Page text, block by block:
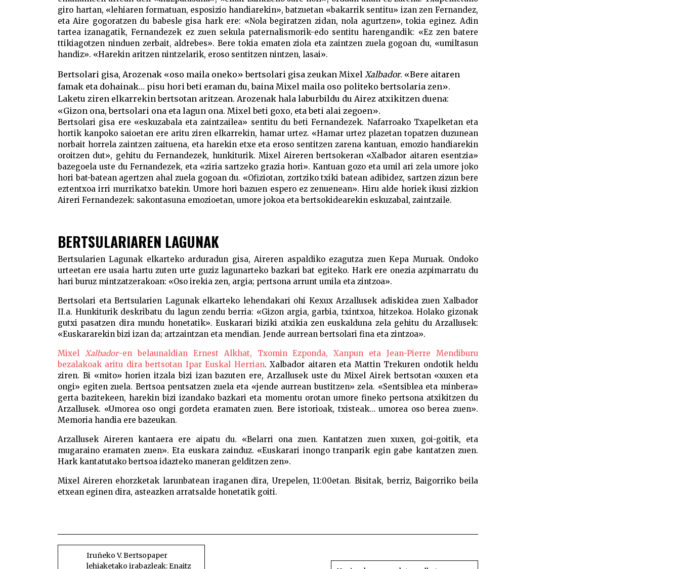
giro hartan, «lehiaren formatuan, esposizio handiarekin», batzuetan «bakarrik sentitu» izan zen Fernandez,
eta Aire gogoratzen du babesle gisa hark ere: «Nola begiratzen zidan, nola agurtzen», tokia eginez. Adin
tartea izanagatik, Fernandezek ez zuen sekula paternalismorik-edo sentitu harengandik: «Ez zen batere
ttikiagotzen ninduen zerbait, aldrebes». Bere tokia ematen ziola eta zaintzen zuela gogoan du, «umiltasun
handiz». «Harekin aritzen nintzelarik, eroso sentitzen nintzen, lasai».
Bertsolari gisa, Arozenak «oso maila oneko» bertsolari gisa zeukan Mixel Xalbador. «Bere aitaren
famak eta dohainak… pisu hori beti eraman du, baina Mixel maila oso politeko bertsolaria zen».
Laketu ziren elkarrekin bertsotan aritzean. Arozenak hala laburbildu du Airez atxikitzen duena:
«Gizon ona, bertsolari ona eta lagun ona. Mixel beti goxo, eta beti alai zegoen».
Bertsolari gisa ere «eskuzabala eta zaintzailea» sentitu du beti Fernandezek. Nafarroako Txapelketan eta
hortik kanpoko saioetan ere aritu ziren elkarrekin, hamar urtez. «Hamar urtez plazetan topatzen duzunean
norbait horrela zaintzen zaituena, eta harekin etxe eta eroso sentitzen zarena kantuan, emozio handiarekin
oroitzen dut», gehitu du Fernandezek, hunkiturik. Mixel Aireren bertsokeran «Xalbador aitaren esentzia»
bazegoela uste du Fernandezek, eta «ziria sartzeko grazia hori». Kantuan gozo eta umil ari zela umore joko
hori bat-batean agertzen ahal zuela gogoan du. «Ofiziotan, zortziko txiki batean adibidez, sartzen zizun bere
eztentxoa irri murrikatxo batekin. Umore hori bazuen espero ez zenuenean». Hiru alde horiek ikusi zizkion
Aireri Fernandezek: sakontasuna emozioetan, umore jokoa eta bertsokidearekin eskuzabal, zaintzaile.
BERTSULARIAREN LAGUNAK
Bertsularien Lagunak elkarteko arduradun gisa, Aireren aspaldiko ezagutza zuen Kepa Muruak. Ondoko
urteetan ere usaia hartu zuten urte guziz lagunarteko bazkari bat egiteko. Hark ere onezia azpimarratu du
hari buruz mintzatzerakoan: «Oso irekia zen, argia; pertsona arrunt umila eta zintzoa».
Bertsolari eta Bertsularien Lagunak elkarteko lehendakari ohi Kexux Arzallusek adiskidea zuen Xalbador
II.a. Hunkiturik deskribatu du lagun zendu berria: «Gizon argia, garbia, txintxoa, hitzekoa. Holako gizonak
gutxi pasatzen dira mundu honetatik». Euskarari biziki atxikia zen euskalduna zela gehitu du Arzallusek:
«Euskararekin bizi izan da; artzaintzan eta mendian. Jende aurrean bertsolari fina eta zintzoa».
Mixel Xalbador-en belaunaldian Ernest Alkhat, Txomin Ezponda, Xanpun eta Jean-Pierre Mendiburu
bezalakoak aritu dira bertsotan Ipar Euskal Herrian. Xalbador aitaren eta Mattin Trekuren ondotik heldu
ziren. Bi «mito» horien itzala bizi izan bazuten ere, Arzallusek uste du Mixel Airek bertsotan «xuxen eta
ongi» egiten zuela. Bertsoa pentsatzen zuela eta «jende aurrean bustitzen» zela. «Sentsiblea eta minbera»
gerta bazitekeen, harekin bizi izandako bazkari eta momentu orotan umore fineko pertsona atxikitzen du
Arzallusek. «Umorea oso ongi gordeta eramaten zuen. Bere istorioak, txisteak… umorea oso berea zuen».
Memoria handia ere bazeukan.
Arzallusek Aireren kantaera ere aipatu du. «Belarri ona zuen. Kantatzen zuen xuxen, goi-goitik, eta
mugaraino eramaten zuen». Eta euskara zainduz. «Euskarari inongo tranparik egin gabe kantatzen zuen.
Hark kantatutako bertsoa idazteko maneran gelditzen zen».
Mixel Aireren ehorzketak larunbatean iraganen dira, Urepelen, 11:00etan. Bisitak, berriz, Baigorriko beila
etxean eginen dira, asteazken arratsalde honetatik goiti.
BIDALKETETAN
ZEHARIruñeko V. Bertsopaper
lehiaketako irabazleak: Enaitz